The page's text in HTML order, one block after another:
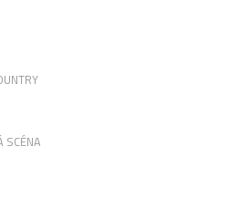
SCÉNA